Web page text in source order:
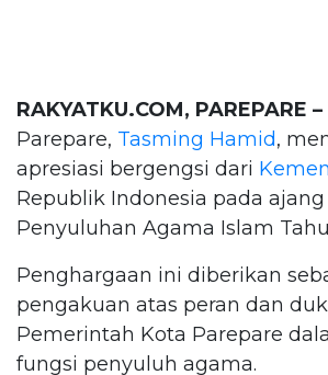
RAKYATKU.COM, PAREPARE –
Parepare, Tasming Hamid,
apresiasi bergengsi dari
Republik Indonesia pada ajang
Penyuluhan Agama Islam
Penghargaan ini diberikan
pengakuan atas peran dan
Pemerintah Kota Parepare
fungsi penyuluh agama.